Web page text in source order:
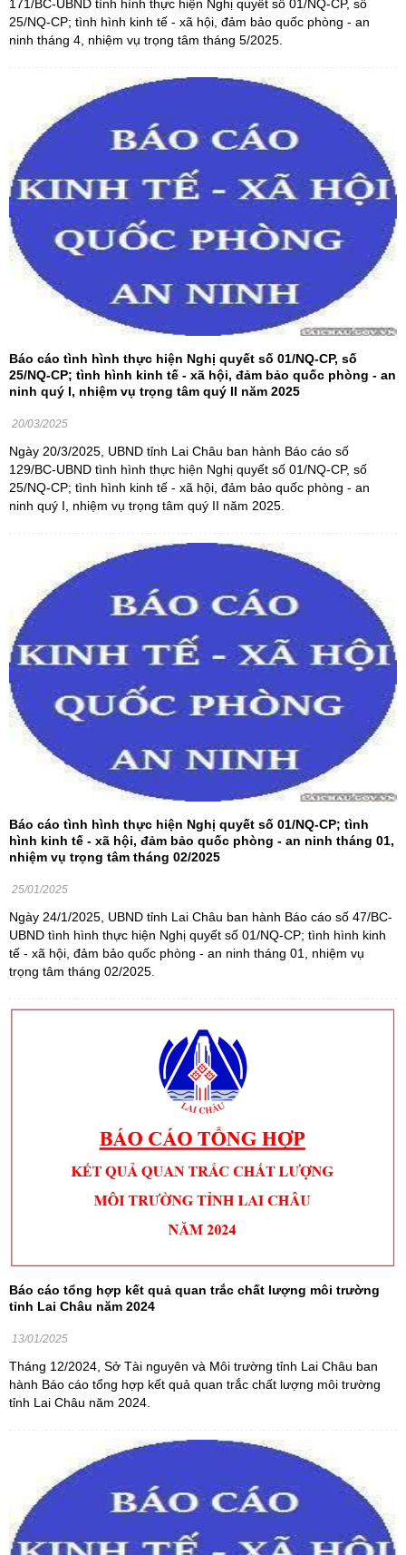
171/BC-UBND tình hình thực hiện Nghị quyết số 01/NQ-CP, số
25/NQ-CP; tình hình kinh tế - xã hội, đảm bảo quốc phòng - an
ninh tháng 4, nhiệm vụ trọng tâm tháng 5/2025.
Báo cáo tình hình thực hiện Nghị quyết số 01/NQ-CP, số
25/NQ-CP; tình hình kinh tế - xã hội, đảm bảo quốc phòng - an
ninh quý I, nhiệm vụ trọng tâm quý II năm 2025
20/03/2025
Ngày 20/3/2025, UBND tỉnh Lai Châu ban hành Báo cáo số
129/BC-UBND tình hình thực hiện Nghị quyết số 01/NQ-CP, số
25/NQ-CP; tình hình kinh tế - xã hội, đảm bảo quốc phòng - an
ninh quý I, nhiệm vụ trọng tâm quý II năm 2025.
Báo cáo tình hình thực hiện Nghị quyết số 01/NQ-CP; tình
hình kinh tế - xã hội, đảm bảo quốc phòng - an ninh tháng 01,
nhiệm vụ trọng tâm tháng 02/2025
25/01/2025
Ngày 24/1/2025, UBND tỉnh Lai Châu ban hành Báo cáo số 47/BC-
UBND tình hình thực hiện Nghị quyết số 01/NQ-CP; tình hình kinh
tế - xã hội, đảm bảo quốc phòng - an ninh tháng 01, nhiệm vụ
trọng tâm tháng 02/2025.
Báo cáo tổng hợp kết quả quan trắc chất lượng môi trường
tỉnh Lai Châu năm 2024
13/01/2025
Tháng 12/2024, Sở Tài nguyên và Môi trường tỉnh Lai Châu ban
hành Báo cáo tổng hợp kết quả quan trắc chất lượng môi trường
tỉnh Lai Châu năm 2024.